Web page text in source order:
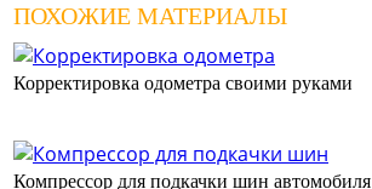
ПОХОЖИЕ МАТЕРИАЛЫ
Корректировка одометра своими руками
Компрессор для подкачки шин автомобиля